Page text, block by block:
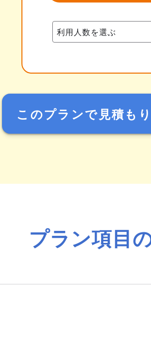
このプランで見積も
プラン項目